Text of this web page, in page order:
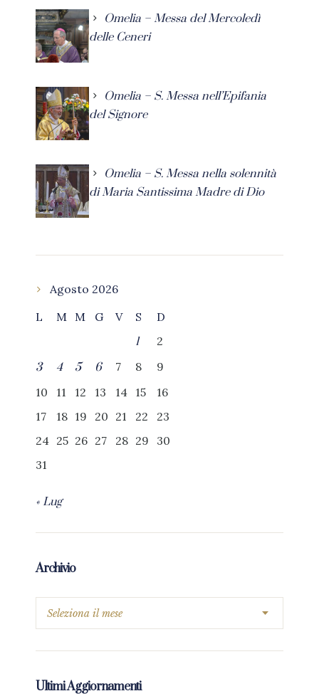
Omelia – Messa del Mercoledì
delle Ceneri
Omelia – S. Messa nell’Epifania
del Signore
Omelia – S. Messa nella solennità
di Maria Santissima Madre di Dio
Agosto 2026
L
M M G V S
D
1
2
3
4 5 6 7 8
9
10
11 12 13 14 15
16
17
18 19 20 21 22
23
24 25 26 27 28 29
30
31
« Lug
Archivio
Ultimi Aggiornamenti